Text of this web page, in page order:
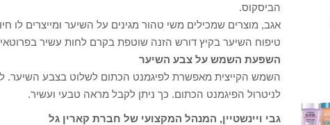
הביסקוס.
אגב, מוצרים שמכילים משי טהור מגינים על השיער ומייצרים לו
טיפוח השיער בקיץ דורש הזנה שוטפת בקרם לחות עשיר
השפעת השמש על צבע השיער
השמש הקייצית מאפשרת לפיגמנט הכתום לשלוט בצבע
לניטרול הפיגמנט הכתום. כך ניתן לקבל מראה טבעי ועשיר.
גבי ויינשטיין, המנהל המקצועי של חברת קארין גל